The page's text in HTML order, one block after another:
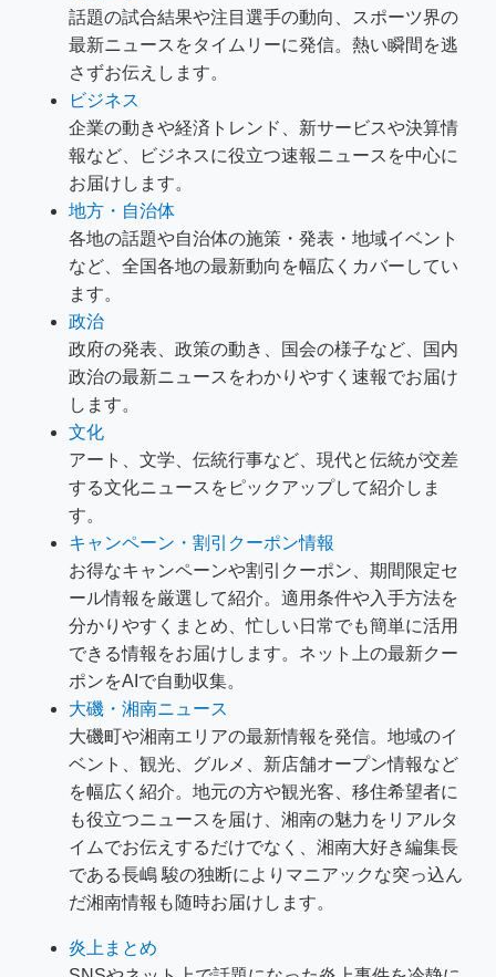
話題の試合結果や注目選手の動向、スポーツ界の
最新ニュースをタイムリーに発信。熱い瞬間を逃
さずお伝えします。
ビジネス
企業の動きや経済トレンド、新サービスや決算情
報など、ビジネスに役立つ速報ニュースを中心に
お届けします。
地方・自治体
各地の話題や自治体の施策・発表・地域イベント
など、全国各地の最新動向を幅広くカバーしてい
ます。
政治
政府の発表、政策の動き、国会の様子など、国内
政治の最新ニュースをわかりやすく速報でお届け
します。
文化
アート、文学、伝統行事など、現代と伝統が交差
する文化ニュースをピックアップして紹介しま
す。
キャンペーン・割引クーポン情報
お得なキャンペーンや割引クーポン、期間限定セ
ール情報を厳選して紹介。適用条件や入手方法を
分かりやすくまとめ、忙しい日常でも簡単に活用
できる情報をお届けします。ネット上の最新クー
ポンをAIで自動収集。
大磯・湘南ニュース
大磯町や湘南エリアの最新情報を発信。地域のイ
ベント、観光、グルメ、新店舗オープン情報など
を幅広く紹介。地元の方や観光客、移住希望者に
も役立つニュースを届け、湘南の魅力をリアルタ
イムでお伝えするだけでなく、湘南大好き編集長
である長嶋 駿の独断によりマニアックな突っ込ん
だ湘南情報も随時お届けします。
炎上まとめ